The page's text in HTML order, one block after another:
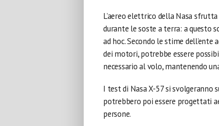
L’aereo elettrico della Nasa
durante le soste a terra: a questo
ad hoc. Secondo le stime
dei motori, potrebbe essere
necessario al volo, mantenendo
I test di Nasa X-57 si svolgeranno
potrebbero poi essere progettati
persone.